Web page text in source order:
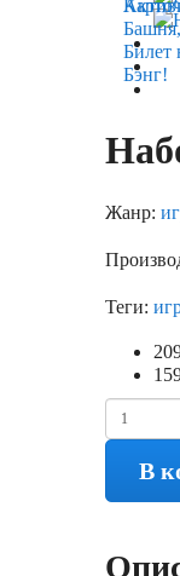
Билет
Бэнг!
Жанр:
Теги:
В